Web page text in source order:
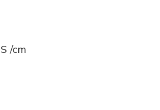
/cm